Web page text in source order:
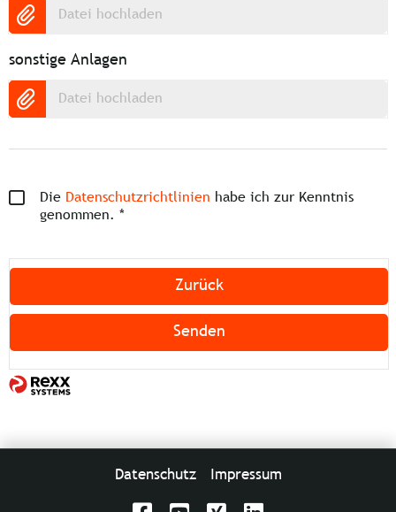
Datei hochladen
sonstige Anlagen
Datei hochladen
Die Datenschutzrichtlinien habe ich zur Kenntnis
genommen. *
Zurück
Senden
Datenschutz Impressum